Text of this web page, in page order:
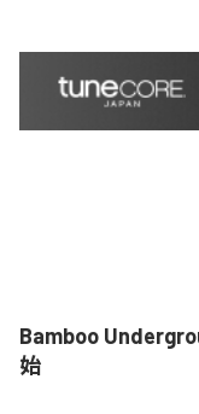
Bamboo
始